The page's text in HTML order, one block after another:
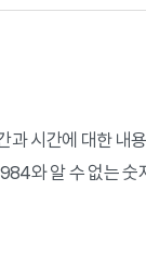
시간에 대한 내
와 알 수 없는 숫